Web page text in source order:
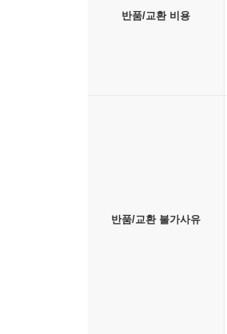
반품/교환 비용
반품/교환 불가사유